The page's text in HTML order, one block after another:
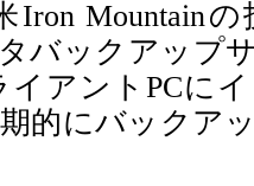
Iron Mountain
バックアップ
アントPCに
的にバックア